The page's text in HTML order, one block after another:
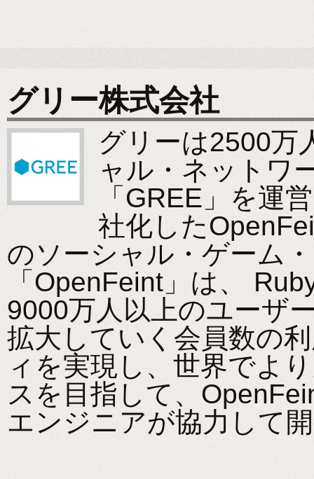
グリー株式会社
グリーは2500万
ャル・ネットワ
「GREE」を運
社化した
のソーシャル・ゲーム
「OpenFeint」は、
9000万人以上のユーザ
拡大していく会員数の
ィを実現し、世界でよ
スを目指して、
エンジニアが協力して